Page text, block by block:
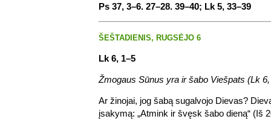
Ps 37, 3–6. 27–28. 39–40; Lk 5, 33–39
ŠEŠTADIENIS, RUGSĖJO 6
Lk 6, 1–5
Žmogaus Sūnus yra ir šabo Viešpats (Lk
Ar žinojai, jog šabą sugalvojo Dievas?
įsakymą: „Atmink ir švęsk šabo dieną“ (Iš